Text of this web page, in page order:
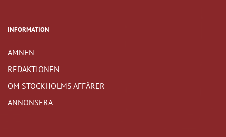
INFORMATION
ÄMNEN
REDAKTIONEN
OM STOCKHOLMS AFFÄRER
ANNONSERA